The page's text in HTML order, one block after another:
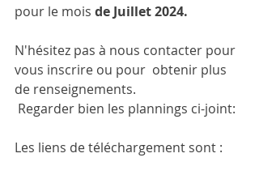
pour le mois de Juillet 2024.
N'hésitez pas à nous contacter pour
vous inscrire ou pour  obtenir plus
de renseignements.
Regarder bien les plannings ci-joint:
Les liens de téléchargement sont :